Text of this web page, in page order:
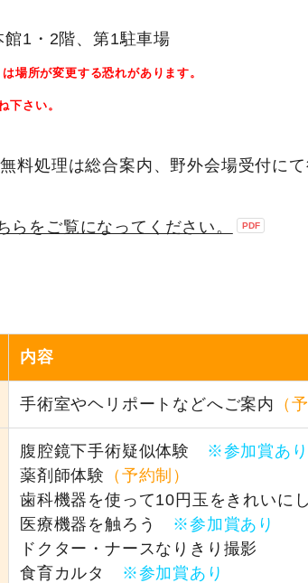
館1 ・ 2階、第1駐車場
場所が変更する恐れがあります。
さい。
処理は総合案内、野外会場受付にて
らをご覧になってください。
：
内容
手術室やヘリポートなどへご案内 （
腹腔鏡下手術疑似体験
※参加賞あり
薬剤師体験 （予約制）
歯科機器を使って10円玉をきれいに
医療機器を触ろう ※参加賞あり
ドクター・ナースなりきり撮影
食育カルタ
※参加賞あり